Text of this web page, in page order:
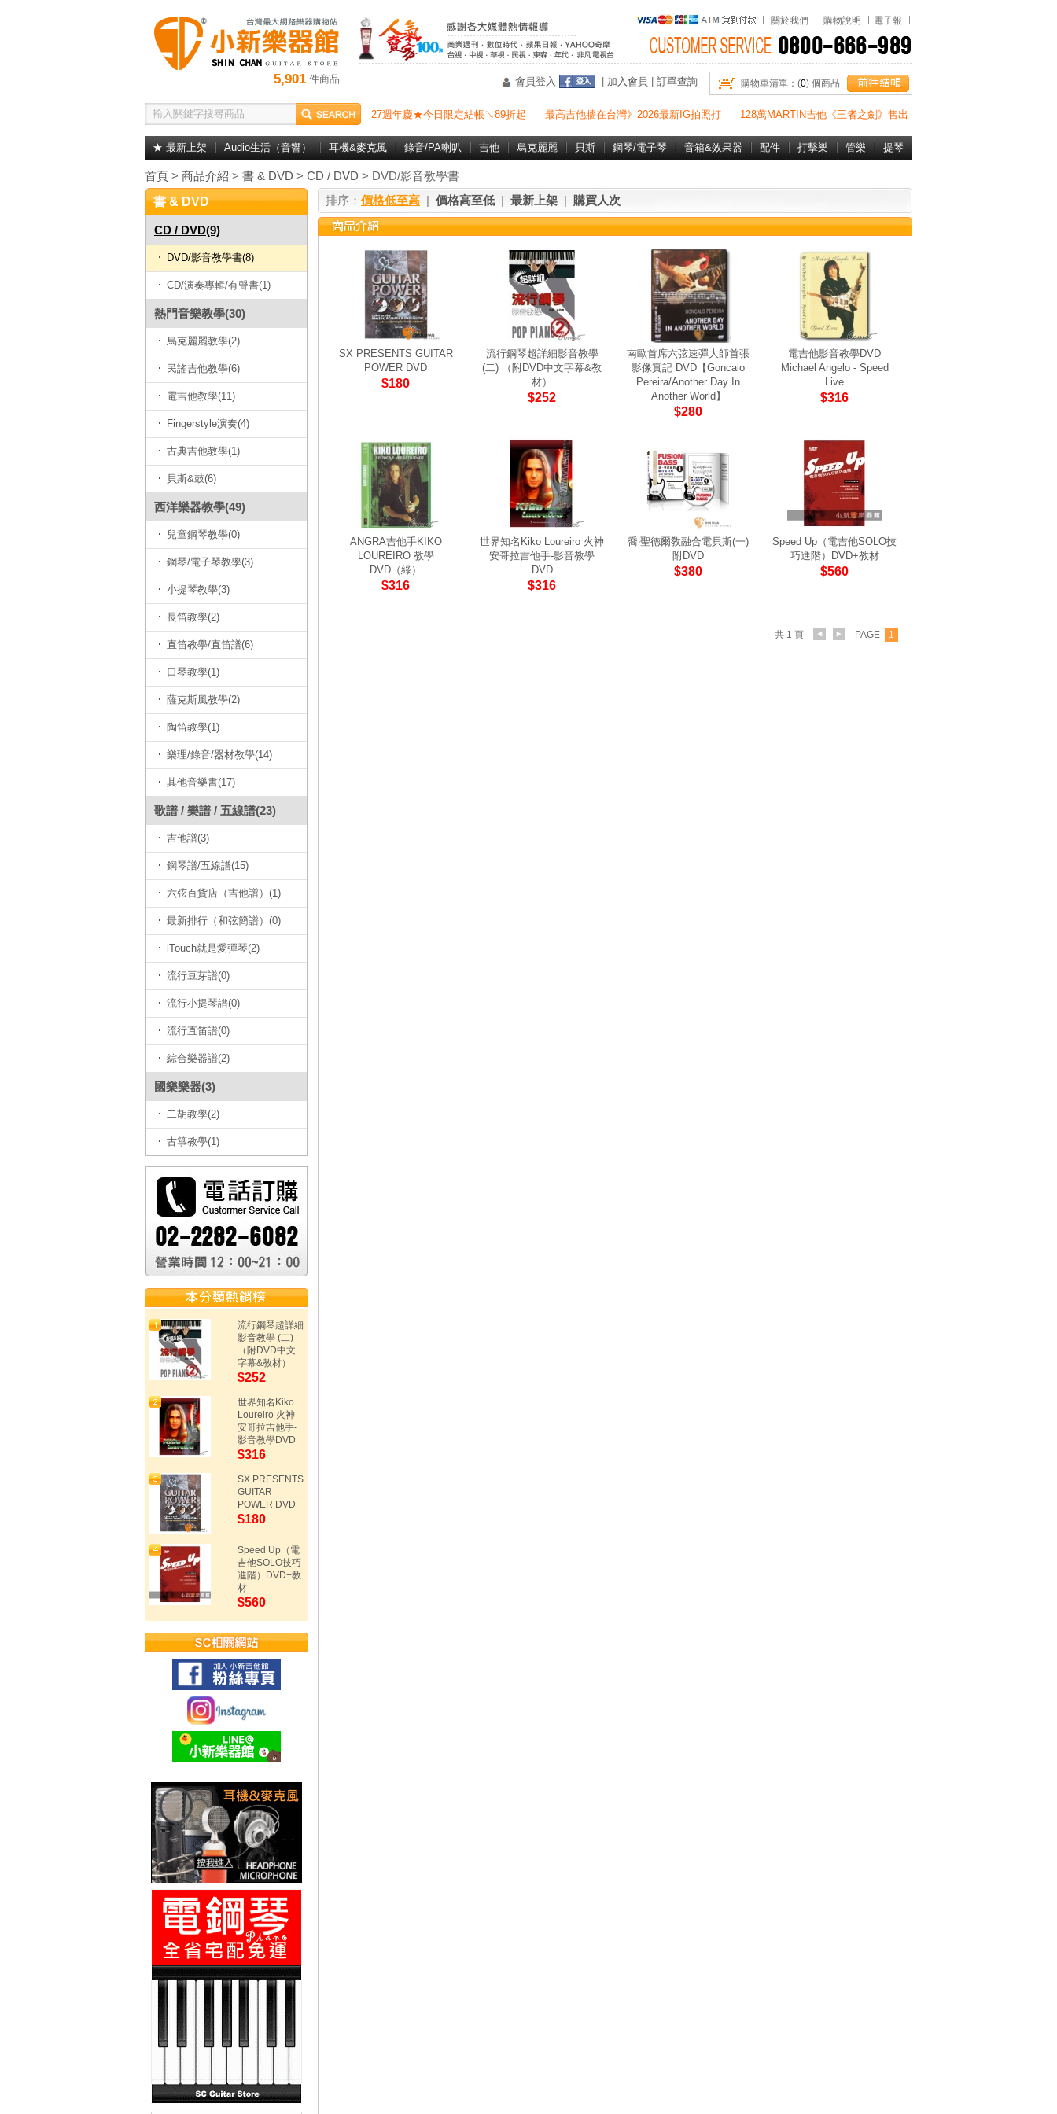
5,901 件商品
關於我們 購物說明 電子報
購物車清單：(0) 個商品
會員登入 加入會員 訂單查詢
27週年慶★今日限定結帳↘89折起 最高吉他牆在台灣》2026最新IG拍照打 128萬MARTIN吉他《王者之劍》售出
★ 最新上架 Audio生活（音響） 耳機&麥克風 錄音/PA喇叭 吉他 烏克麗麗 貝斯 鋼琴/電子琴 音箱&效果器 配件 打擊樂 管樂 提琴
首頁 > 商品介紹 > 書 & DVD > CD / DVD > DVD/影音教學書
書 & DVD
CD / DVD(9)
DVD/影音教學書(8)
CD/演奏專輯/有聲書(1)
熱門音樂教學(30)
烏克麗麗教學(2)
民謠吉他教學(6)
電吉他教學(11)
Fingerstyle演奏(4)
古典吉他教學(1)
貝斯&鼓(6)
西洋樂器教學(49)
兒童鋼琴教學(0)
鋼琴/電子琴教學(3)
小提琴教學(3)
長笛教學(2)
直笛教學/直笛譜(6)
口琴教學(1)
薩克斯風教學(2)
陶笛教學(1)
樂理/錄音/器材教學(14)
其他音樂書(17)
歌譜 / 樂譜 / 五線譜(23)
吉他譜(3)
鋼琴譜/五線譜(15)
六弦百貨店（吉他譜）(1)
最新排行（和弦簡譜）(0)
iTouch就是愛彈琴(2)
流行豆芽譜(0)
流行小提琴譜(0)
流行直笛譜(0)
綜合樂器譜(2)
國樂樂器(3)
二胡教學(2)
古箏教學(1)
流行鋼琴超詳細
影音教學 (二)
（附DVD中文
字幕&教材）
$252
世界知名Kiko
Loureiro 火神
安哥拉吉他手-
影音教學DVD
$316
SX PRESENTS
GUITAR
POWER DVD
$180
Speed Up（電
吉他SOLO技巧
進階）DVD+教
材
$560
排序： 價格低至高 | 價格高至低 | 最新上架 | 購買人次
SX PRESENTS GUITAR
POWER DVD
$180
流行鋼琴超詳細影音教學
(二) （附DVD中文字幕&教
材）
$252
南歐首席六弦速彈大師首張
影像實記 DVD【Goncalo
Pereira/Another Day In
Another World】
$280
電吉他影音教學DVD
Michael Angelo - Speed
Live
$316
ANGRA吉他手KIKO
LOUREIRO 教學
DVD（綠）
$316
世界知名Kiko Loureiro 火神
安哥拉吉他手-影音教學
DVD
$316
喬‧聖德爾敎融合電貝斯(一)
附DVD
$380
Speed Up（電吉他SOLO技
巧進階）DVD+教材
$560
共 1 頁 PAGE 1